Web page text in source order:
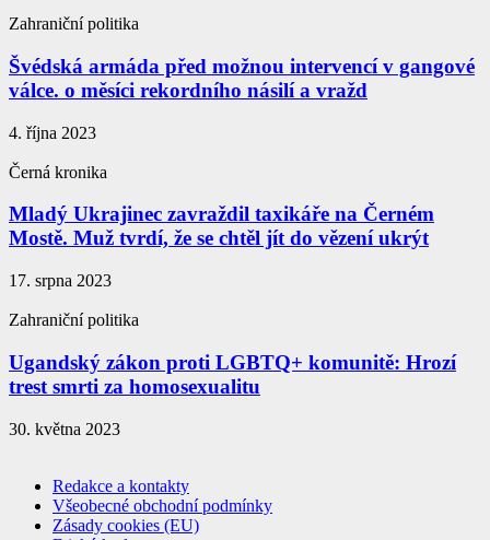
Zahraniční politika
Švédská armáda před možnou intervencí v gangové
válce. o měsíci rekordního násilí a vražd
4. října 2023
Černá kronika
Mladý Ukrajinec zavraždil taxikáře na Černém
Mostě. Muž tvrdí, že se chtěl jít do vězení ukrýt
17. srpna 2023
Zahraniční politika
Ugandský zákon proti LGBTQ+ komunitě: Hrozí
trest smrti za homosexualitu
30. května 2023
Redakce a kontakty
Všeobecné obchodní podmínky
Zásady cookies (EU)